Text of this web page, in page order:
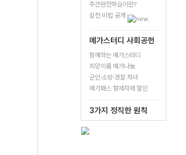
주간완전학습이란?
실천 비법 공개
메가스터디 사회공헌
함께하는 메가스터디
희망이룸 메가나눔
군인·소방·경찰 자녀
메가패스 형제자매 할인
3가지 정직한 원칙